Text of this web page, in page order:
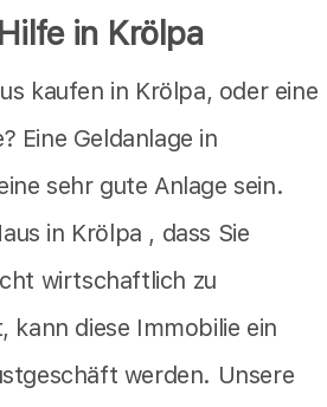
in Krölpa
kaufen in Krölpa, oder eine
Eine Geldanlage in
sehr gute Anlage sein.
in Krölpa , dass Sie
wirtschaftlich zu
kann diese Immobilie ein
werden. Unsere